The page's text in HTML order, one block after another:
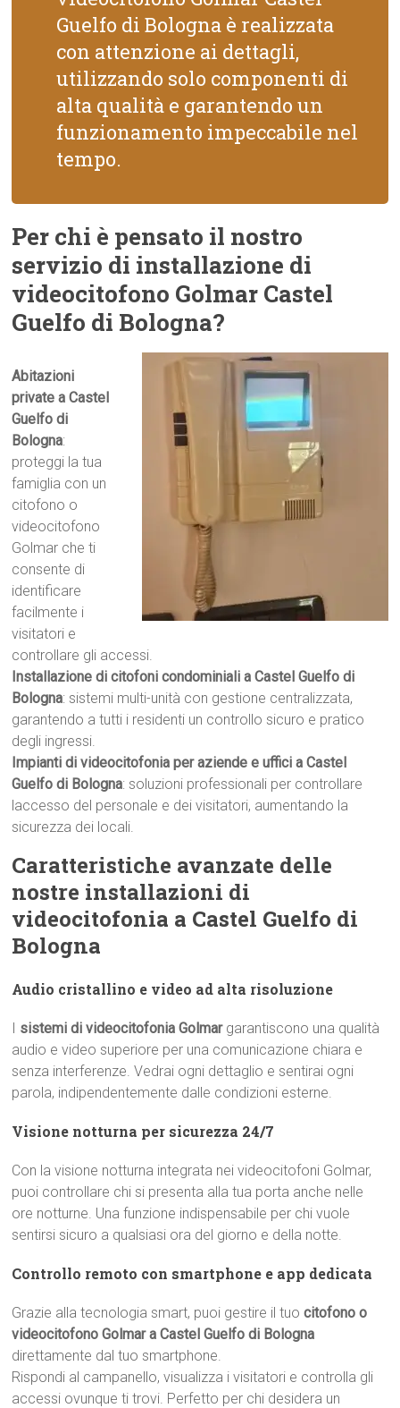
Guelfo di Bologna è realizzata
con attenzione ai dettagli,
utilizzando solo componenti di
alta qualità e garantendo un
funzionamento impeccabile nel
tempo.
Per chi è pensato il nostro
servizio di installazione di
videocitofono Golmar Castel
Guelfo di Bologna?
Abitazioni
private a Castel
Guelfo di
Bologna:
proteggi la tua
famiglia con un
citofono o
videocitofono
Golmar che ti
consente di
identificare
facilmente i
visitatori e
controllare gli accessi.
Installazione di citofoni condominiali a Castel Guelfo di
Bologna: sistemi multi-unità con gestione centralizzata,
garantendo a tutti i residenti un controllo sicuro e pratico
degli ingressi.
Impianti di videocitofonia per aziende e uffici a Castel
Guelfo di Bologna: soluzioni professionali per controllare
laccesso del personale e dei visitatori, aumentando la
sicurezza dei locali.
Caratteristiche avanzate delle
nostre installazioni di
videocitofonia a Castel Guelfo di
Bologna
Audio cristallino e video ad alta risoluzione
I sistemi di videocitofonia Golmargarantiscono una qualità
audio e video superiore per una comunicazione chiara e
senza interferenze. Vedrai ogni dettaglio e sentirai ogni
parola, indipendentemente dalle condizioni esterne.
Visione notturna per sicurezza 24/7
Con la visione notturna integrata nei videocitofoni Golmar,
puoi controllare chi si presenta alla tua porta anche nelle
ore notturne. Una funzione indispensabile per chi vuole
sentirsi sicuro a qualsiasi ora del giorno e della notte.
Controllo remoto con smartphone e app dedicata
Grazie alla tecnologia smart, puoi gestire il tuocitofono o
videocitofono Golmar a Castel Guelfo di Bologna
direttamente dal tuo smartphone.
Rispondi al campanello, visualizza i visitatori e controlla gli
accessi ovunque ti trovi. Perfetto per chi desidera un